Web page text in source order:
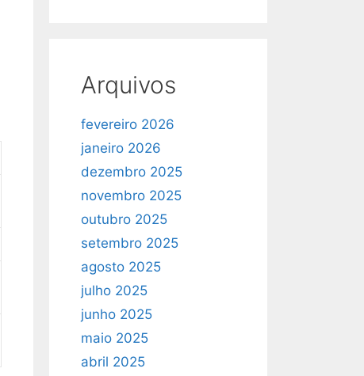
Arquivos
fevereiro 2026
janeiro 2026
dezembro 2025
novembro 2025
outubro 2025
setembro 2025
agosto 2025
julho 2025
junho 2025
maio 2025
abril 2025